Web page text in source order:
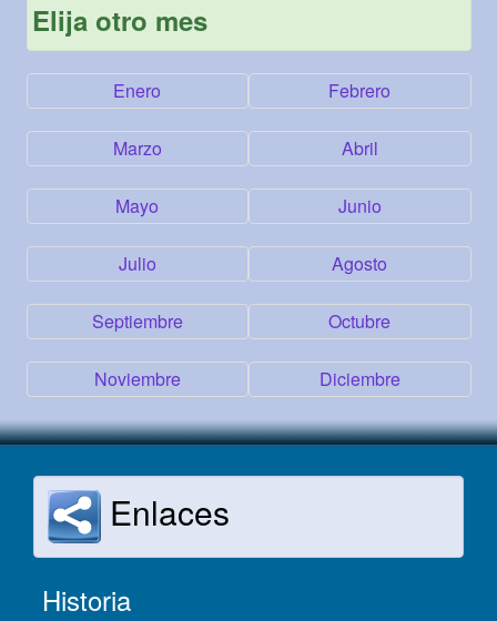
Elija otro mes
Enero Febrero
Marzo Abril
Mayo Junio
Julio Agosto
Septiembre Octubre
Noviembre Diciembre
Enlaces
Historia